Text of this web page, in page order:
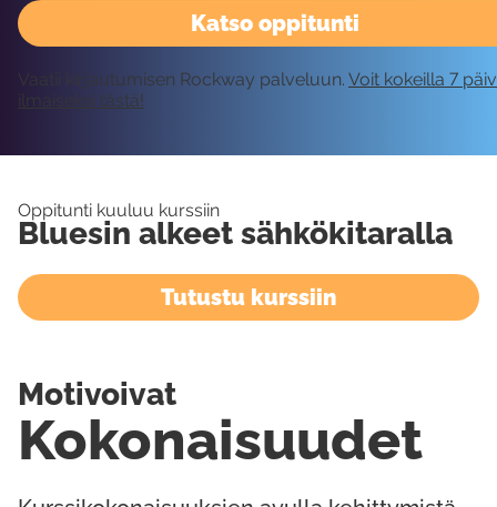
Katso oppitunti
Vaatii kirjautumisen Rockway palveluun. Voit kokeilla 7
ilmaiseksi tästä!
Oppitunti kuuluu kurssiin
Bluesin alkeet sähkökitaralla
Tutustu kurssiin
Kokonaisuudet
Motivoivat